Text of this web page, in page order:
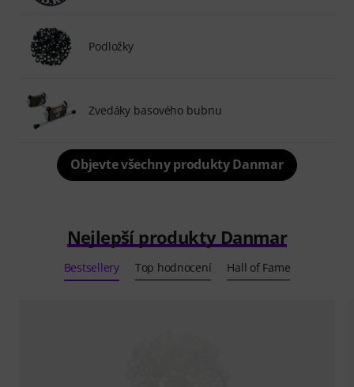
Podložky
Zvedáky basového bubnu
Objevte všechny produkty Danmar
Nejlepší produkty Danmar
Bestsellery Top hodnocení Hall of Fame